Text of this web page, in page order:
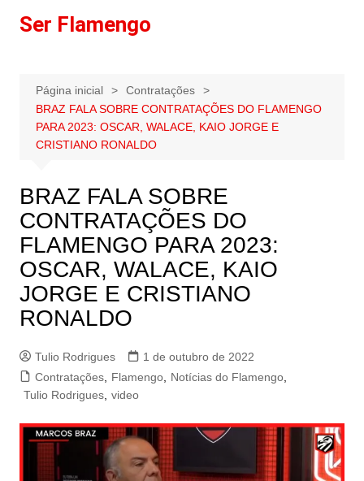
paraSer Flamengo
Página inicial
Contratações
BRAZ FALA SOBRE CONTRATAÇÕES DO FLAMENGO
PARA 2023: OSCAR, WALACE, KAIO JORGE E
CRISTIANO RONALDO
BRAZ FALA SOBRE
CONTRATAÇÕES DO
FLAMENGO PARA 2023:
OSCAR, WALACE, KAIO
JORGE E CRISTIANO
RONALDO
Tulio Rodrigues
1 de outubro de 2022
Contratações, Flamengo, Notícias do Flamengo,
Tulio Rodrigues, video